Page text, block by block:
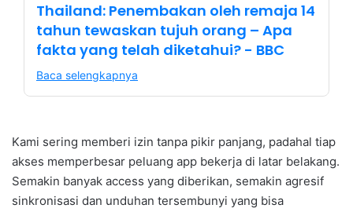
Thailand: Penembakan oleh remaja 14
tahun tewaskan tujuh orang – Apa
fakta yang telah diketahui? - BBC
Baca selengkapnya
Kami sering memberi izin tanpa pikir panjang, padahal tiap
akses memperbesar peluang app bekerja di latar belakang.
Semakin banyak access yang diberikan, semakin agresif
sinkronisasi dan unduhan tersembunyi yang bisa